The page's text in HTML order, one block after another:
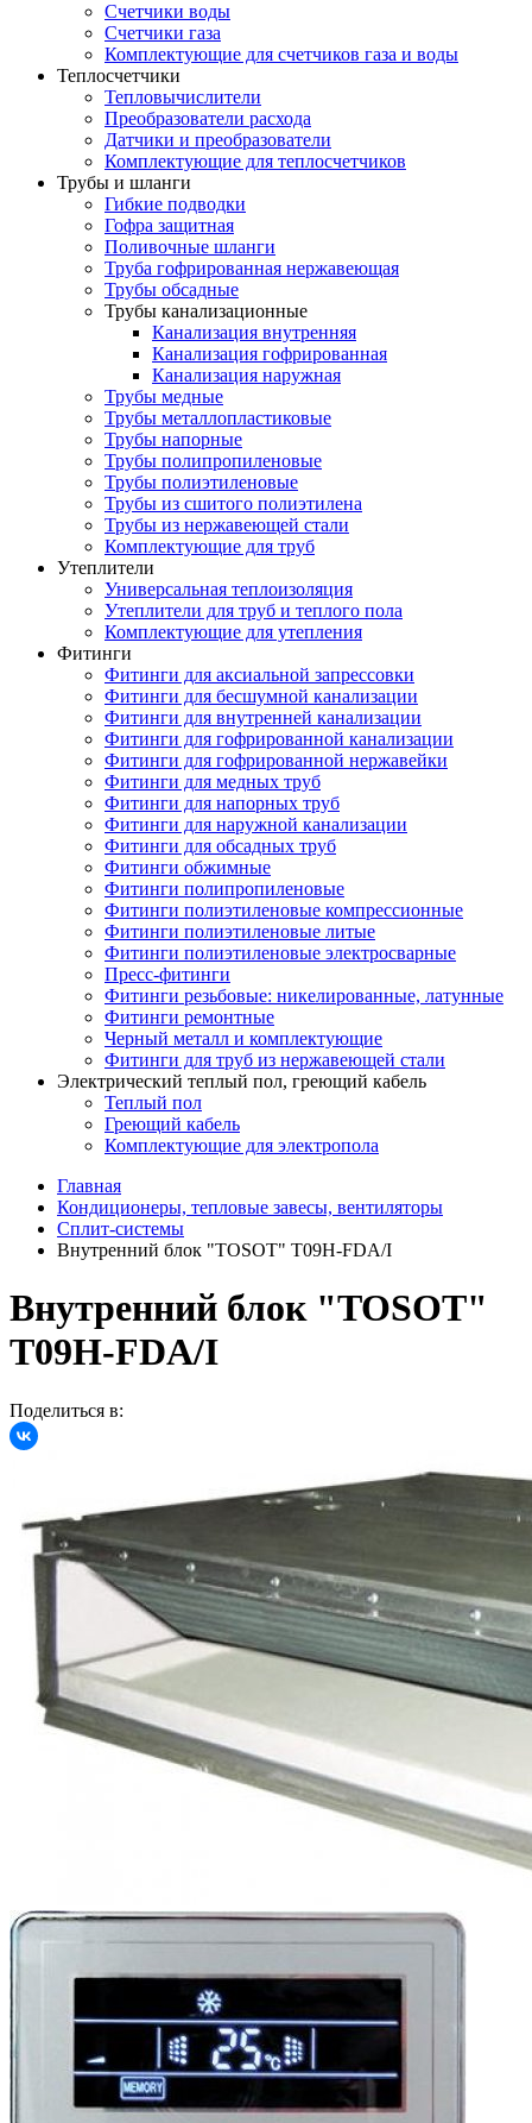
Счетчики воды
Счетчики газа
Комплектующие для счетчиков газа и воды
Теплосчетчики
Тепловычислители
Преобразователи расхода
Датчики и преобразователи
Комплектующие для теплосчетчиков
Трубы и шланги
Гибкие подводки
Гофра защитная
Поливочные шланги
Труба гофрированная нержавеющая
Трубы обсадные
Трубы канализационные
Канализация внутренняя
Канализация гофрированная
Канализация наружная
Трубы медные
Трубы металлопластиковые
Трубы напорные
Трубы полипропиленовые
Трубы полиэтиленовые
Трубы из сшитого полиэтилена
Трубы из нержавеющей стали
Комплектующие для труб
Утеплители
Универсальная теплоизоляция
Утеплители для труб и теплого пола
Комплектующие для утепления
Фитинги
Фитинги для аксиальной запрессовки
Фитинги для бесшумной канализации
Фитинги для внутренней канализации
Фитинги для гофрированной канализации
Фитинги для гофрированной нержавейки
Фитинги для медных труб
Фитинги для напорных труб
Фитинги для наружной канализации
Фитинги для обсадных труб
Фитинги обжимные
Фитинги полипропиленовые
Фитинги полиэтиленовые компрессионные
Фитинги полиэтиленовые литые
Фитинги полиэтиленовые электросварные
Пресс-фитинги
Фитинги резьбовые: никелированные, латунные
Фитинги ремонтные
Черный металл и комплектующие
Фитинги для труб из нержавеющей стали
Электрический теплый пол, греющий кабель
Теплый пол
Греющий кабель
Комплектующие для электропола
Главная
Кондиционеры, тепловые завесы, вентиляторы
Сплит-системы
Внутренний блок "TOSOT" T09H-FDA/I
Внутренний блок "TOSOT"
T09H-FDA/I
Поделиться в: